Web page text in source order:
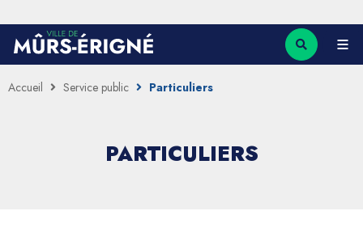
Accueil Service public Particuliers
PARTICULIERS